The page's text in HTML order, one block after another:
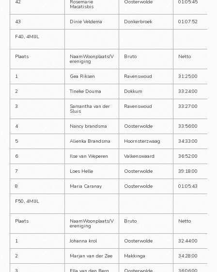
42 Rosemarie
Macatisbis
Oosterwolde 01:05:45
43 Dinie Veldema Donkerbroek 01:07:52
F40, 4MIJL
Plaats NaamWoonplaats/V
ereniging
Bruto Netto
1 Gea Riksen Ravenswoud 31:25:00
2 Tineke Douma Dokkum 33:24:00
3 Samantha van der
Sluis
Ravenswoud 33:27:00
4 Nancy brandsma Oosterwolde 33:56:00
5 Alienka Brandsma Hoornsterzwaag 34:33:00
6 Ilse van Weperen Valkenswaard 36:52:00
7 Loes Helle Oosterwolde 39:18:00
8 Maria Caranay Oosterwolde 01:05:43
F50, 4MIJL
Plaats NaamWoonplaats/V
ereniging
Bruto Netto
1 Johanna krol Oosterwolde 32:44:00
2 Marjan van der Zee Makkinga 34:28:00